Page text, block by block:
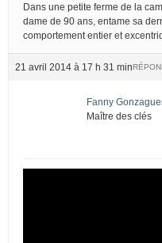
Dans une petite ferme de la
dame de 90 ans, entame sa
comportement entier et
21 avril 2014 à 17 h 31 min
Fanny
Maître des clés